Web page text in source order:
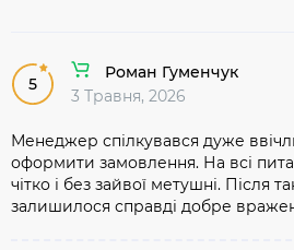
5
Роман Гуменчук
3 Травня, 2026
Менеджер спілкувався дуже
оформити замовлення. На всі
чітко і без зайвої метушні. Після
залишилося справді добре